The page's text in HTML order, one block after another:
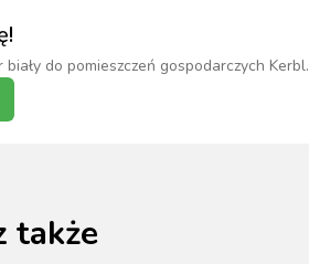
biały do pomieszczeń gospodarczych Kerbl.
także